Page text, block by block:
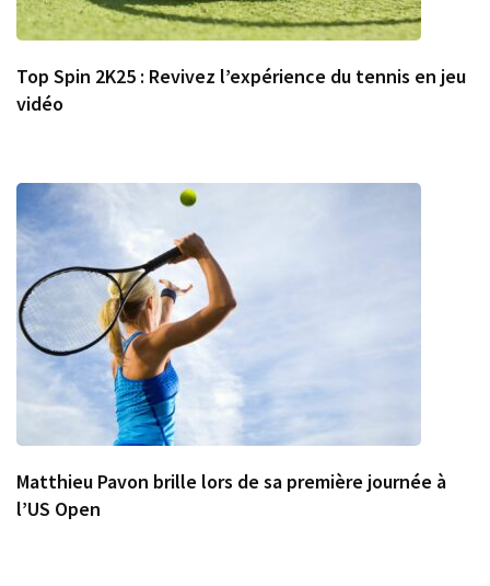
Top Spin 2K25 : Revivez l’expérience du tennis en jeu
vidéo
Matthieu Pavon brille lors de sa première journée à
l’US Open